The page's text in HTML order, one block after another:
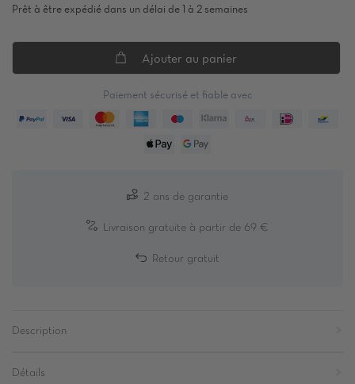
Prêt à être expédié dans un délai de 1 à 2 semaines
Ajouter au panier
Paiement sécurisé et fiable avec
2 ans de garantie
Livraison gratuite à partir de 69 €
Retour gratuit
Description
Détails